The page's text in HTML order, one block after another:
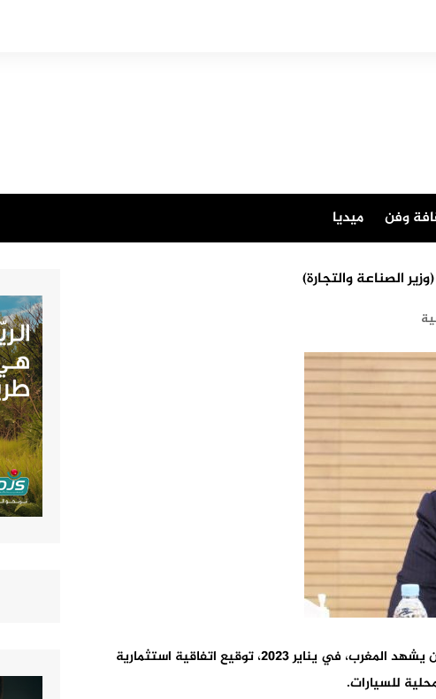
وفن ميديا
كشف وزير الصناعة والتجارة رياض مزور أنه من المرتقب أن يشهد المغرب، في يناير 2023، توقيع اتفاقية استثمارية